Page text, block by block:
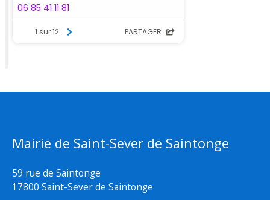
Mairie de Saint-Sever de Saintonge
59 rue de Saintonge
17800 Saint-Sever de Saintonge